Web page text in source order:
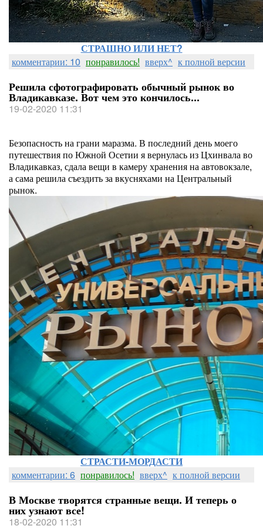
СТРАШНО ИЛИ НЕТ?
комментарии: 10 понравилось! вверх^ к полной версии
Решила сфотографировать обычный рынок во
Владикавказе. Вот чем это кончилось...
19-02-2020 11:31
Безопасность на грани маразма. В последний день моего
путешествия по Южной Осетии я вернулась из Цхинвала во
Владикавказ, сдала вещи в камеру хранения на автовокзале,
а сама решила съездить за вкусняхами на Центральный
рынок.
СТРАСТИ-МОРДАСТИ
комментарии: 6 понравилось! вверх^ к полной версии
В Москве творятся странные вещи. И теперь о
них узнают все!
18-02-2020 11:31